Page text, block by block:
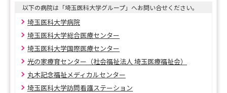
【インターンシップ、病院見学など各種イベントのご予
約はこちら♪】
https://docs.google.com/forms/d/e/1FAIpQLScZFneQY
McmKO-
vJWtu7QQkLUob3RXpFNRJzK9k9w_pU7wESw/viewfor
m?usp=sf_link
以下の病院は「埼玉医科大学グループ」へお問い合せください。
埼玉医科大学病院
埼玉医科大学総合医療センター
埼玉医科大学国際医療センター
光の家療育センター（社会福祉法人 埼玉医療福祉会）
丸木記念福祉メディカルセンター
埼玉医科大学訪問看護ステーション